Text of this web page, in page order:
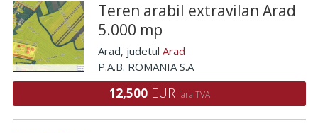
Teren arabil extravilan Arad
5.000 mp
Arad, judetul Arad
P.A.B. ROMANIA S.A
12,500 EUR fara TVA